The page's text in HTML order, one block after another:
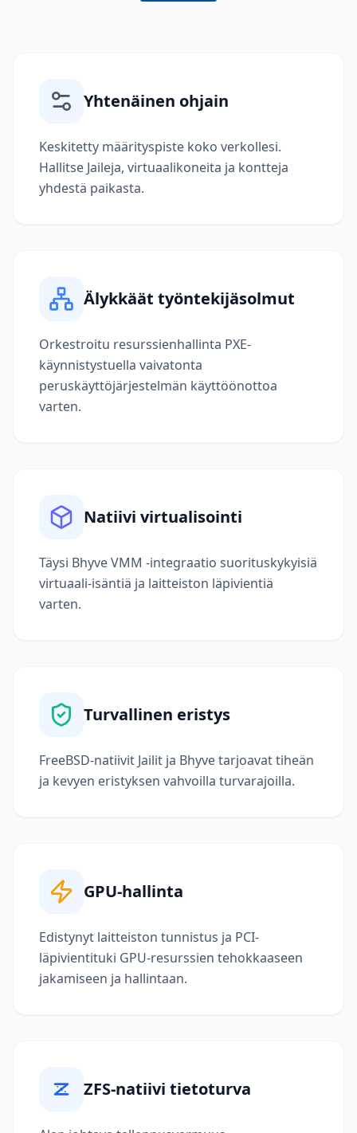
Yhtenäinen ohjain
Keskitetty määrityspiste koko verkollesi.
Hallitse Jaileja, virtuaalikoneita ja kontteja
yhdestä paikasta.
Älykkäät työntekijäsolmut
Orkestroitu resurssienhallinta PXE-
käynnistystuella vaivatonta
peruskäyttöjärjestelmän käyttöönottoa
varten.
Natiivi virtualisointi
Täysi Bhyve VMM -integraatio suorituskykyisiä
virtuaali-isäntiä ja laitteiston läpivientiä
varten.
Turvallinen eristys
FreeBSD-natiivit Jailit ja Bhyve tarjoavat tiheän
ja kevyen eristyksen vahvoilla turvarajoilla.
GPU-hallinta
Edistynyt laitteiston tunnistus ja PCI-
läpivientituki GPU-resurssien tehokkaaseen
jakamiseen ja hallintaan.
ZFS-natiivi tietoturva